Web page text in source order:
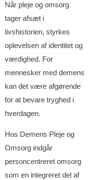
Når pleje og omsorg
tager afsæt i
livshistorien, styrkes
oplevelsen af identitet og
værdighed. For
mennesker med demens
kan det være afgørende
for at bevare tryghed i
hverdagen.
Hos Demens Pleje og
Omsorg indgår
personcentreret omsorg
som en integreret del af